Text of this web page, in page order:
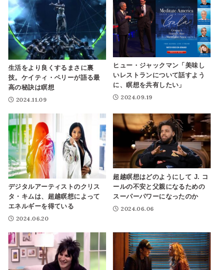
生活をより良くするまさに裏
技。ケイティ・ペリーが語る最
高の秘訣は瞑想
2024.11.09
ヒュー・ジャックマン「美味し
いレストランについて話すよう
に、瞑想を共有したい」
2024.09.19
デジタルアーティストのクリス
タ・キムは、超越瞑想によって
エネルギーを得ている
2024.06.20
超越瞑想はどのようにして J. コ
ールの不安と父親になるための
スーパーパワーになったのか
2024.06.06